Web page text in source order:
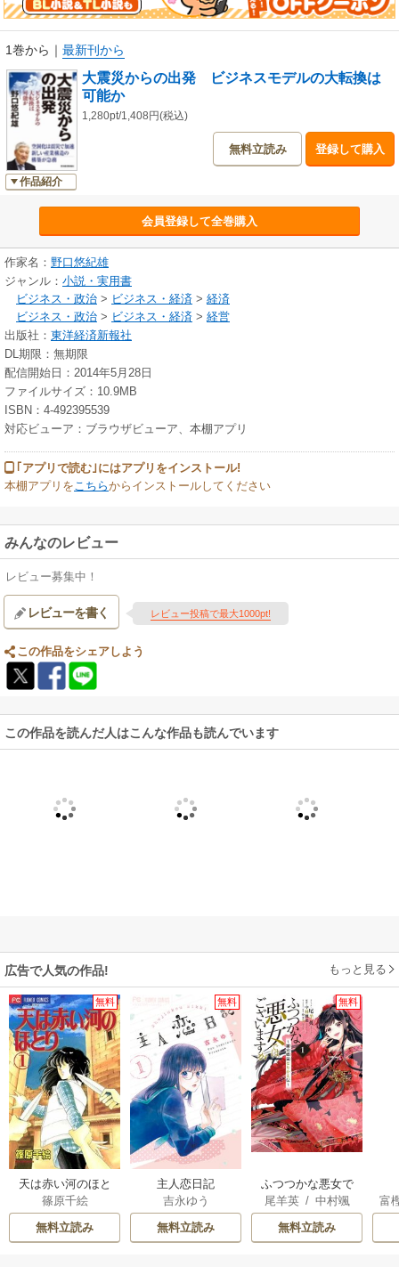
厳しい目を向けながら、脱工業化の発想で日本経済の復活も予感させる、
1巻から ｜ 最新刊から
作品紹介
大震災からの出発 ビジネスモデルの大転換は
可能か
1,280pt/1,408円(税込)
無料立読み 登録して購入
会員登録して全巻購入
作家名： 野口悠紀雄
ジャンル： 小説・実用書
ビジネス・政治 > ビジネス・経済 > 経済
ビジネス・政治 > ビジネス・経済 > 経営
出版社： 東洋経済新報社
DL期限：無期限
配信開始日：2014年5月28日
ファイルサイズ：10.9MB
ISBN：4-492395539
対応ビューア：ブラウザビューア、本棚アプリ
｢アプリで読む｣にはアプリをインストール!
本棚アプリをこちらからインストールしてください
みんなのレビュー
レビュー募集中！
レビューを書く レビュー投稿で最大1000pt!
この作品をシェアしよう
この作品を読んだ人はこんな作品も読んでいます
広告で人気の作品! もっと見る
無料
天は赤い河のほと
り
篠原千絵
無料立読み
無料
主人恋日記
吉永ゆう
無料立読み
無料
ふつつかな悪女で
はございますが ～
雛宮蝶鼠とりかえ
伝～
尾羊英/ 中村颯
/ ゆき哉
無料立読み
富